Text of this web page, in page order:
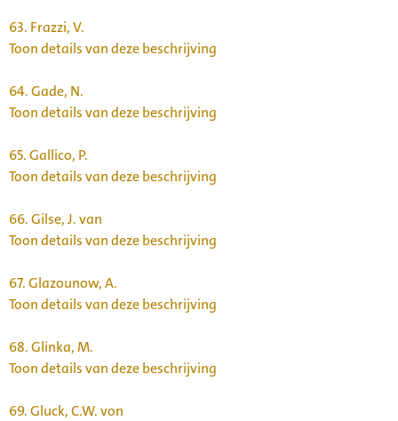
63. Frazzi, V.
Toon details van deze beschrijving
64.Gade, N.
Toon details van deze beschrijving
65.Gallico, P.
Toon details van deze beschrijving
66.Gilse, J. van
Toon details van deze beschrijving
67.Glazounow, A.
Toon details van deze beschrijving
68.Glinka, M.
Toon details van deze beschrijving
69.Gluck, C.W. von